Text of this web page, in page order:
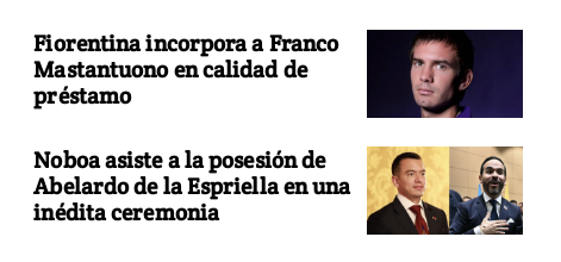
Fiorentina incorpora a Franco
Mastantuono en calidad de
préstamo
Noboa asiste a la posesión de
Abelardo de la Espriella en una
inédita ceremonia